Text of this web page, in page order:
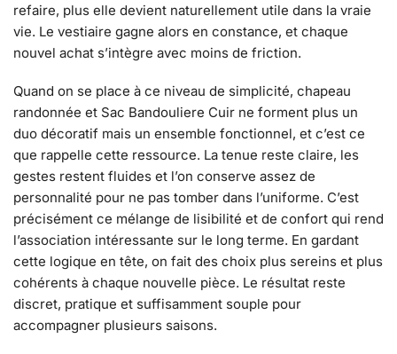
refaire, plus elle devient naturellement utile dans la vraie
vie. Le vestiaire gagne alors en constance, et chaque
nouvel achat s’intègre avec moins de friction.
Quand on se place à ce niveau de simplicité, chapeau
randonnée et Sac Bandouliere Cuir ne forment plus un
duo décoratif mais un ensemble fonctionnel, et c’est ce
que rappelle cette ressource. La tenue reste claire, les
gestes restent fluides et l’on conserve assez de
personnalité pour ne pas tomber dans l’uniforme. C’est
précisément ce mélange de lisibilité et de confort qui rend
l’association intéressante sur le long terme. En gardant
cette logique en tête, on fait des choix plus sereins et plus
cohérents à chaque nouvelle pièce. Le résultat reste
discret, pratique et suffisamment souple pour
accompagner plusieurs saisons.